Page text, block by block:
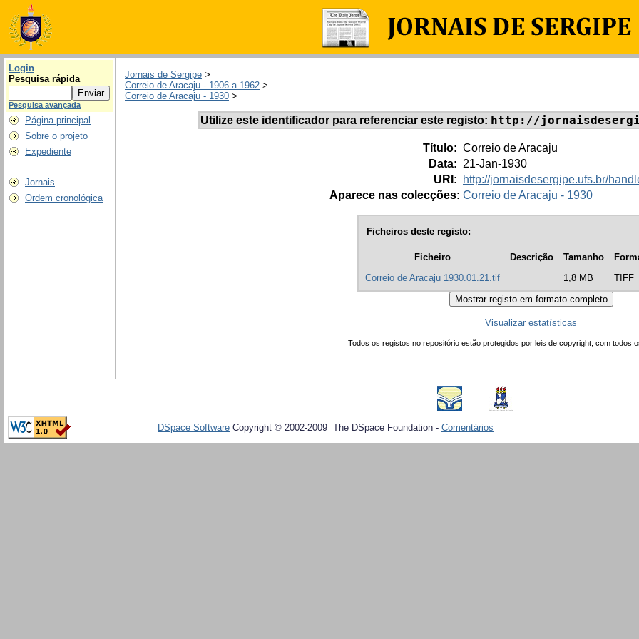
Login
Pesquisa rápida
Pesquisa avançada
Página principal
Sobre o projeto
Expediente
Jornais
Ordem cronológica
Jornais de Sergipe >
Correio de Aracaju - 1906 a 1962 >
Correio de Aracaju - 1930 >
Utilize este identificador para referenciar este registo: http://
Título: Correio de Aracaju
Data: 21-Jan-1930
URI:
http://jornaisdesergipe.ufs.br/
Aparece nas colecções: Correio de Aracaju - 1930
Ficheiros deste registo:
Ficheiro Descrição Tamanho
Correio de Aracaju 1930.01.21.tif
1,8 MB TIFF
Visualizar estatísticas
Todos os registos no repositório estão protegidos por leis de copyright, com todos
DSpace Software Copyright © 2002-2009 The DSpace Foundation - Comentários